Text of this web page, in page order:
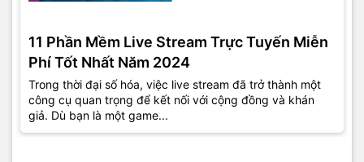
11 Phần Mềm Live Stream Trực Tuyến Miễn
Phí Tốt Nhất Năm 2024
Trong thời đại số hóa, việc live stream đã trở thành một
công cụ quan trọng để kết nối với cộng đồng và khán
giả. Dù bạn là một game...